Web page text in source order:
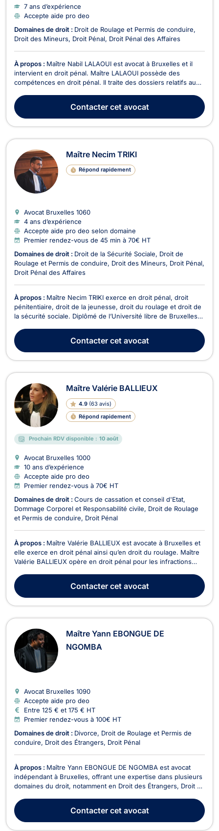
7 ans d’expérience
Accepte aide pro deo
Domaines de droit : Droit de Roulage et Permis de conduire
Droit des Mineurs Droit Pénal Droit Pénal des Affaires
À propos : Maître Nabil LALAOUI est avocat à Bruxelles et il
intervient en droit pénal. Maître LALAOUI possède des
compétences en droit pénal. Il traite des dossiers relatifs au
procédure devant les différentes juridictions : juge
d’instruction, tribunal de police, Cour d’assis...
Contactercet avocat
Maître Necim TRIKI
Répond rapidement
Avocat Bruxelles 1060
4 ans d’expérience
Accepte aide pro deo selon domaine
Premier rendez-vous de 45 min à 70€ HT
Domaines de droit : Droit de la Sécurité Sociale
Droit de
Roulage et Permis de conduire
Droit des Mineurs Droit Pénal
Droit Pénal des Affaires
À propos : Maître Necim TRIKI exerce en droit pénal, droit
pénitentiaire, droit de la jeunesse, droit du roulage et droit de
la sécurité sociale. Diplômé de l’Université libre de Bruxelles
procédure pénale, depuis les premières auditions jusqu’à
l’exécution de la peine. Il défend a...
Contactercet avocat
Maître Valérie BALLIEUX
4.9 (63 avis)
Répond rapidement
Prochain RDV disponible : 10 août
Avocat Bruxelles 1000
10 ans d’expérience
Accepte aide pro deo
Premier rendez-vous à 70€ HT
Domaines de droit : Cours de cassation et conseil d'Etat
Dommage Corporel et Responsabilité civile
Droit de Roulage
et Permis de conduire
Droit Pénal
À propos : Maître Valérie BALLIEUX est avocate à Bruxelles et
elle exerce en droit pénal ainsi qu’en droit du roulage. Maître
Valérie BALLIEUX opère en droit pénal pour les infractions
destruction, blanchiment, escroquerie, corruption, vol, fraude
informatique, etc.) ou c...
Contactercet avocat
Maître Yann EBONGUE DE
NGOMBA
Avocat Bruxelles 1090
Accepte aide pro deo
Entre 125 € et 175 € HT
Premier rendez-vous à 100€ HT
Domaines de droit : Divorce
Droit de Roulage et Permis de
conduire
Droit des Étrangers Droit Pénal
À propos : Maître Yann EBONGUE DE NGOMBA est avocat
indépendant à Bruxelles, offrant une expertise dans plusieurs
domaines du droit, notamment en Droit des Étrangers, Droit de
le début de sa carrière en 2019, Maître EBONGUE DE
NGOMBA a acquis une solide expérience en trava...
Contactercet avocat